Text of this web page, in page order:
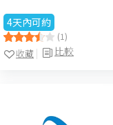
4天內可約
(1)
比較
收藏